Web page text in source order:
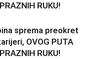
RUKU!
sprema preokret
OVOG PUTA
RUKU!